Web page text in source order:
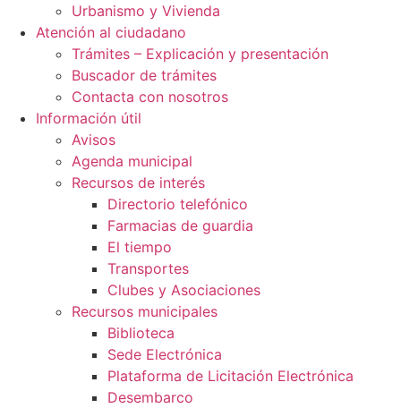
Urbanismo y Vivienda
Atención al ciudadano
Trámites – Explicación y presentación
Buscador de trámites
Contacta con nosotros
Información útil
Avisos
Agenda municipal
Recursos de interés
Directorio telefónico
Farmacias de guardia
El tiempo
Transportes
Clubes y Asociaciones
Recursos municipales
Biblioteca
Sede Electrónica
Plataforma de Licitación Electrónica
Desembarco